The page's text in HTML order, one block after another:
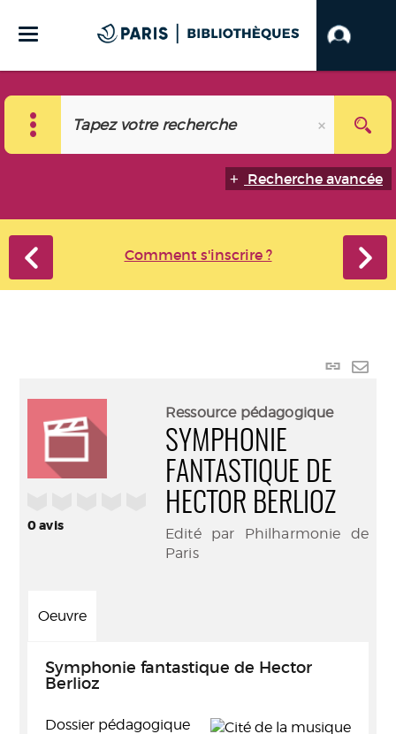
Recherche avancée
Comment s'inscrire ?
Lien
0avis
Ressource pédagogique
SYMPHONIE
FANTASTIQUE DE
HECTOR BERLIOZ
Edité par Philharmonie de
Paris
Oeuvre
Symphonie fantastique de Hector
Berlioz
Dossier pédagogique